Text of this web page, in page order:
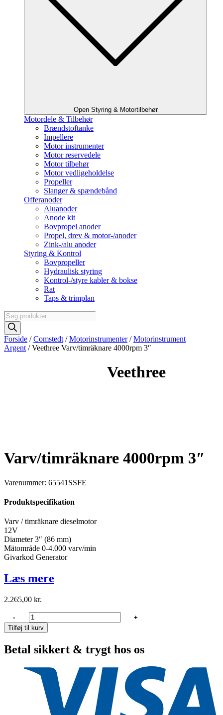
Open Styring & Motortilbehør
Motordele & Tilbehør
Brændstoftanke
Impellere
Motor instrumenter
Motor reservedele
Motor tilbehør
Motor vedligeholdelse
Propeller
Slanger & spændebånd
Offeranoder
Aluanoder
Anode kit
Bovpropel anoder
Propel, drev & motor-/anoder
Zink-/alu anoder
Styring & Kontrol
Bovpropeller
Hydraulisk styring
Kontrol-/styre kabler & bokse
Rat
Taps & trimplan
Products
search
Forside /Comstedt /Motorinstrumenter/Motorinstrument
Argent / Veethree Varv/timräknare 4000rpm 3″
Veethree
Varv/timräknare 4000rpm 3″
Varenummer: 65541SSFE
Produktspecifikation
Varv / timräknare dieselmotor
12V
Diameter 3″ (86 mm)
Mätområde 0-4.000 varv/min
Givarkod Generator
Læs mere
2.265,00 kr.
Veethree
Varv/timräknare
4000rpm
antal
-
+
Tilføj til kurv
Betal sikkert & trygt hos os